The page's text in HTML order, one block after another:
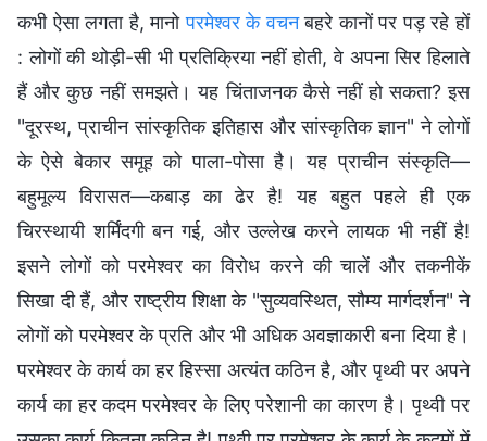
कभी ऐसा लगता है, मानोपरमेश्वर के वचनबहरे कानों पर पड़ रहे हों
: लोगों की थोड़ी-सी भी प्रतिक्रिया नहीं होती, वे अपना सिर हिलाते
हैं और कुछ नहीं समझते। यह चिंताजनक कैसे नहीं हो सकता? इस
"दूरस्थ, प्राचीन सांस्कृतिक इतिहास और सांस्कृतिक ज्ञान" ने लोगों
के ऐसे बेकार समूह को पाला-पोसा है। यह प्राचीन संस्कृति—
बहुमूल्य विरासत—कबाड़ का ढेर है! यह बहुत पहले ही एक
चिरस्थायी शर्मिंदगी बन गई, और उल्लेख करने लायक भी नहीं है!
इसने लोगों को परमेश्वर का विरोध करने की चालें और तकनीकें
सिखा दी हैं, और राष्ट्रीय शिक्षा के "सुव्यवस्थित, सौम्य मार्गदर्शन" ने
लोगों को परमेश्वर के प्रति और भी अधिक अवज्ञाकारी बना दिया है।
परमेश्वर के कार्य का हर हिस्सा अत्यंत कठिन है, और पृथ्वी पर अपने
कार्य का हर कदम परमेश्वर के लिए परेशानी का कारण है। पृथ्वी पर